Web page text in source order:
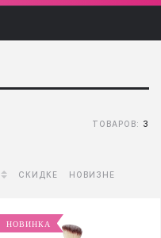
ТОВАРОВ: 3
СКИДКЕ НОВИЗНЕ
НОВИНКА